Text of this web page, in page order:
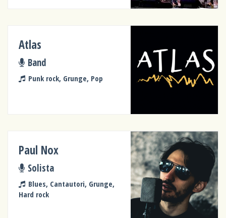
Atlas
Band
Punk rock, Grunge, Pop
Paul Nox
Solista
Blues, Cantautori, Grunge,
Hard rock